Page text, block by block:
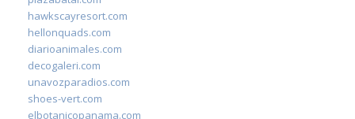
hawkscayresort.com
hellonquads.com
diarioanimales.com
decogaleri.com
unavozparadios.com
shoes-vert.com
elbotanicopanama.com